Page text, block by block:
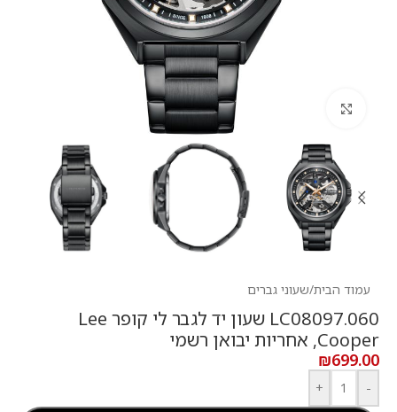
עמוד הבית/שעוני גברים
LC08097.060 שעון יד לגבר לי קופר Lee
Cooper, אחריות יבואן רשמי
₪699.00
-
+